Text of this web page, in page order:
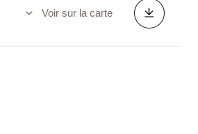
Voir sur la carte